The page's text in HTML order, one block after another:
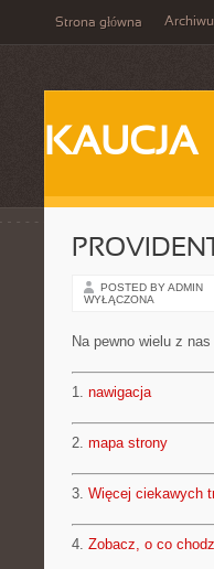
Strona główna
KAUCJA
POSTED BY ADMIN
WYŁĄCZONA
Na pewno wielu z
1. nawigacja
2. mapa strony
3. Więcej ciekawych
4. Zobacz, o co